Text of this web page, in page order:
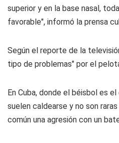
superior y en la base nasal,
favorable", informó la prensa
Según el reporte de la
tipo de problemas" por el
En Cuba, donde el béisbol es
suelen caldearse y no son
común una agresión con un